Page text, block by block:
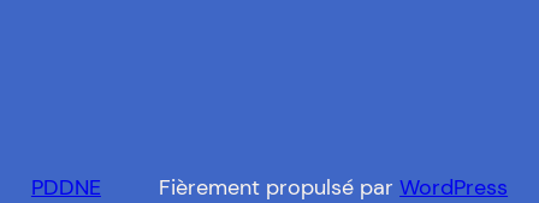
PDDNE Fièrement propulsé parWordPress